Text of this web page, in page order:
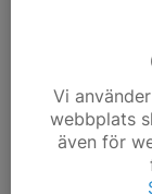
Vi
webbplats
även för